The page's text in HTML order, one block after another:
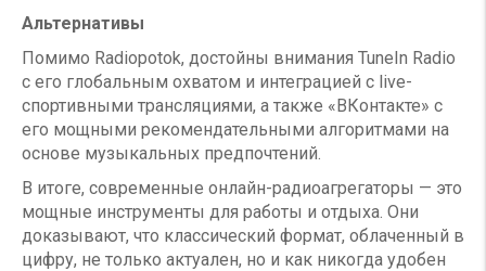
Альтернативы
Помимо Radiopotok, достойны внимания TuneIn Radio
с его глобальным охватом и интеграцией с live-
спортивными трансляциями, а также «ВКонтакте» с
его мощными рекомендательными алгоритмами на
основе музыкальных предпочтений.
В итоге, современные онлайн-радиоагрегаторы — это
мощные инструменты для работы и отдыха. Они
доказывают, что классический формат, облаченный в
цифру, не только актуален, но и как никогда удобен